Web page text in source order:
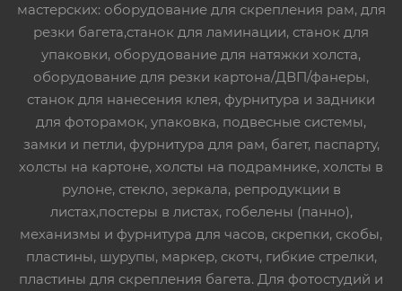
мастерских: оборудование для скрепления рам, для
резки багета,станок для ламинации, станок для
упаковки, оборудование для натяжки холста,
оборудование для резки картона/ДВП/фанеры,
станок для нанесения клея, фурнитура и задники
для фоторамок, упаковка, подвесные системы,
замки и петли, фурнитура для рам, багет, паспарту,
холсты на картоне, холсты на подрамнике, холсты в
рулоне, стекло, зеркала, репродукции в
листах,постеры в листах, гобелены (панно),
механизмы и фурнитура для часов, скрепки, скобы,
пластины, шурупы, маркер, скотч, гибкие стрелки,
пластины для скрепления багета. Для фотостудий и